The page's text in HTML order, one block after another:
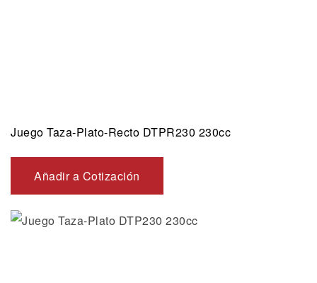
Juego Taza-Plato-Recto DTPR230 230cc
Añadir a Cotización